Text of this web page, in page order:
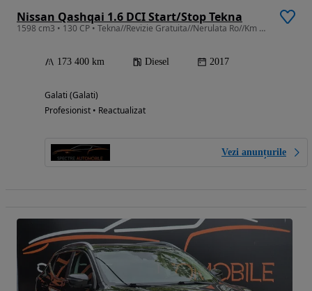
Nissan Qashqai 1.6 DCI Start/Stop Tekna
1598 cm3 • 130 CP • Tekna//Revizie Gratuita//Nerulata Ro//Km Certificati//Garantie
173 400 km Diesel 2017
Galati (Galati)
Profesionist • Reactualizat
Vezi anunțurile